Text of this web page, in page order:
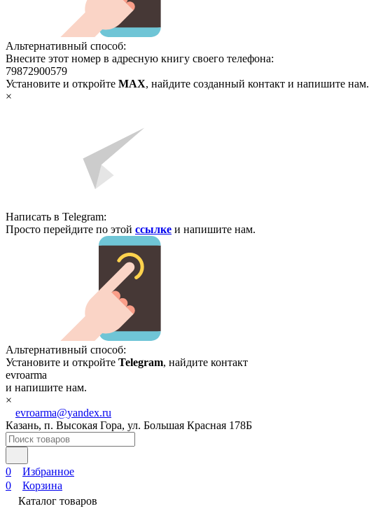
Альтернативный способ:
Внесите этот номер в адресную книгу своего телефона:
79872900579
Установите и откройте MAX, найдите созданный контакт и напишите нам.
×
Написать в Telegram:
Просто перейдите по этой ссылке и напишите нам.
Альтернативный способ:
Установите и откройте Telegram, найдите контакт
evroarma
и напишите нам.
×
evroarma@yandex.ru
Казань, п. Высокая Гора, ул. Большая Красная 178Б
0
Избранное
0
Корзина
Каталог товаров